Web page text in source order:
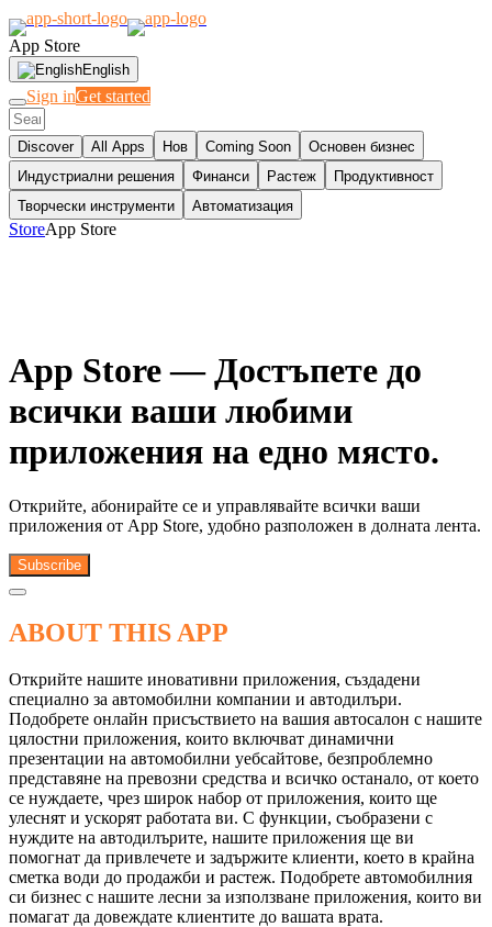
App Store
English
Sign inGet started
Discover All Apps Нов Coming Soon
Основен бизнес
Индустриални решения
Финанси Растеж
Продуктивност
Творчески инструменти
Автоматизация
StoreApp Store
App Store— Достъпете до
всички ваши любими
приложения на едно място.
Открийте, абонирайте се и управлявайте всички ваши
приложения от App Store, удобно разположен в долната лента.
Subscribe
ABOUT THIS APP
Открийте нашите иновативни приложения, създадени
специално за автомобилни компании и автодилъри.
Подобрете онлайн присъствието на вашия автосалон с нашите
цялостни приложения, които включват динамични
презентации на автомобилни уебсайтове, безпроблемно
представяне на превозни средства и всичко останало, от което
се нуждаете, чрез широк набор от приложения, които ще
улеснят и ускорят работата ви. С функции, съобразени с
нуждите на автодилърите, нашите приложения ще ви
помогнат да привлечете и задържите клиенти, което в крайна
сметка води до продажби и растеж. Подобрете автомобилния
си бизнес с нашите лесни за използване приложения, които ви
помагат да довеждате клиентите до вашата врата.